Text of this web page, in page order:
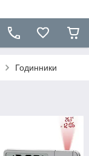
Годинники